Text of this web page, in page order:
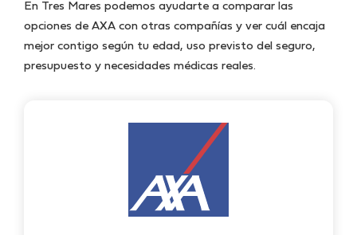
En Tres Mares podemos ayudarte a comparar las
opciones de AXA con otras compañías y ver cuál encaja
mejor contigo según tu edad, uso previsto del seguro,
presupuesto y necesidades médicas reales.